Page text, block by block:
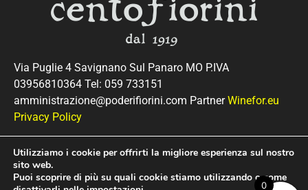
Via Puglie 4 Savignano Sul Panaro MO P.IVA
03956810364 Tel: 059 733151
amministrazione@poderifiorini.com PartnerWinefor.eu
Privacy Policy
Utilizziamo i cookie per offrirti la migliore esperienza sul nostro
sito web.
Puoi scoprire di più su quali cookie stiamo utilizzando o come
0